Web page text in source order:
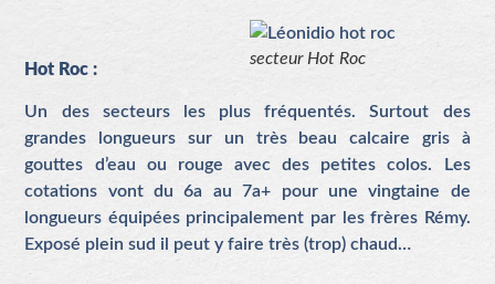
secteur Hot Roc
Hot Roc :
Un des secteurs les plus fréquentés. Surtout des
grandes longueurs sur un très beau calcaire gris à
gouttes d’eau ou rouge avec des petites colos. Les
cotations vont du 6a au 7a+ pour une vingtaine de
longueurs équipées principalement par les frères Rémy.
Exposé plein sud il peut y faire très (trop) chaud…